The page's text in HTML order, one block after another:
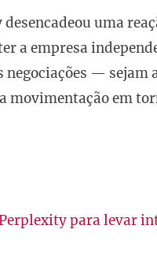
uma
a empresa
negociações —
movimentação em
para levar